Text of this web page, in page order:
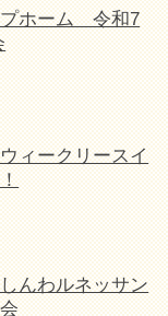
プホーム 令和7
ィークリースイ
んわルネッサン